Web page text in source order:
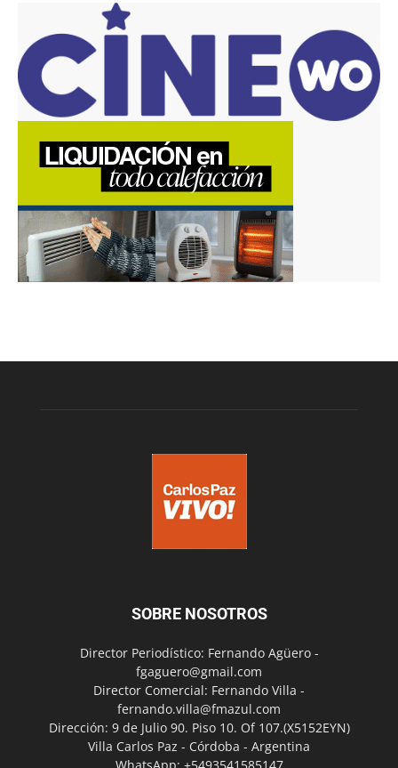
SOBRE NOSOTROS
Director Periodístico: Fernando Agüero -
fgaguero@gmail.com
Director Comercial: Fernando Villa -
fernando.villa@fmazul.com
Dirección: 9 de Julio 90. Piso 10. Of 107.(X5152EYN)
Villa Carlos Paz - Córdoba - Argentina